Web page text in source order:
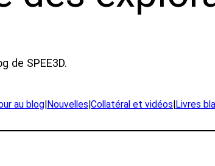
de SPEE3D.
au blog|Nouvelles|Collatéral et vidéos|Livres